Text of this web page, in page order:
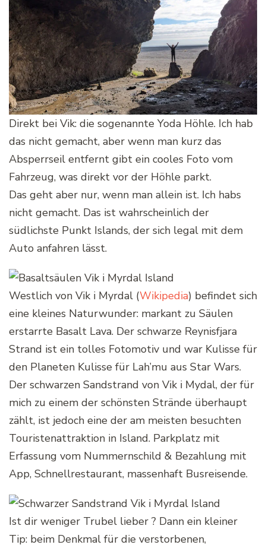
Direkt bei Vik: die sogenannte Yoda Höhle. Ich hab
das nicht gemacht, aber wenn man kurz das
Absperrseil entfernt gibt ein cooles Foto vom
Fahrzeug, was direkt vor der Höhle parkt.
Das geht aber nur, wenn man allein ist. Ich habs
nicht gemacht. Das ist wahrscheinlich der
südlichste Punkt Islands, der sich legal mit dem
Auto anfahren lässt.
Westlich von Vik i Myrdal (Wikipedia) befindet sich
eine kleines Naturwunder: markant zu Säulen
erstarrte Basalt Lava. Der schwarze Reynisfjara
Strand ist ein tolles Fotomotiv und war Kulisse für
den Planeten Kulisse für Lah’mu aus Star Wars.
Der schwarzen Sandstrand von Vik i Mydal, der für
mich zu einem der schönsten Strände überhaupt
zählt, ist jedoch eine der am meisten besuchten
Touristenattraktion in Island. Parkplatz mit
Erfassung vom Nummernschild & Bezahlung mit
App, Schnellrestaurant, massenhaft Busreisende.
Ist dir weniger Trubel lieber ? Dann ein kleiner
Tip: beim Denkmal für die verstorbenen,